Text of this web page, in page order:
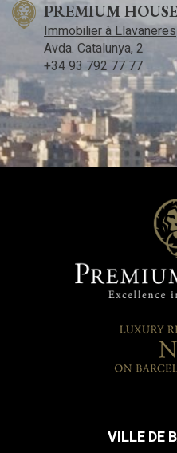
PREMIUM
Immobilier à Llavaneres
Avda. Catalunya, 2
+34 93 792 77 77
VILLE DE